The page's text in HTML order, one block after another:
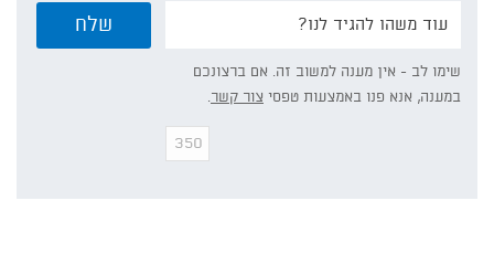
תפרט/י:
שלח
שימו לב - אין מענה למשוב זה. אם ברצונכם
במענה, אנא פנו באמצעות טפסי צור קשר.